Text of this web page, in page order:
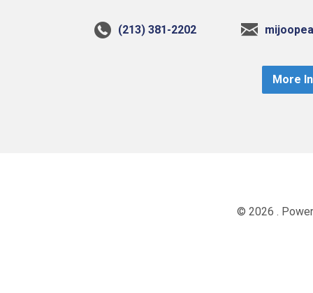
(213) 381-2202
More
© 2026 .